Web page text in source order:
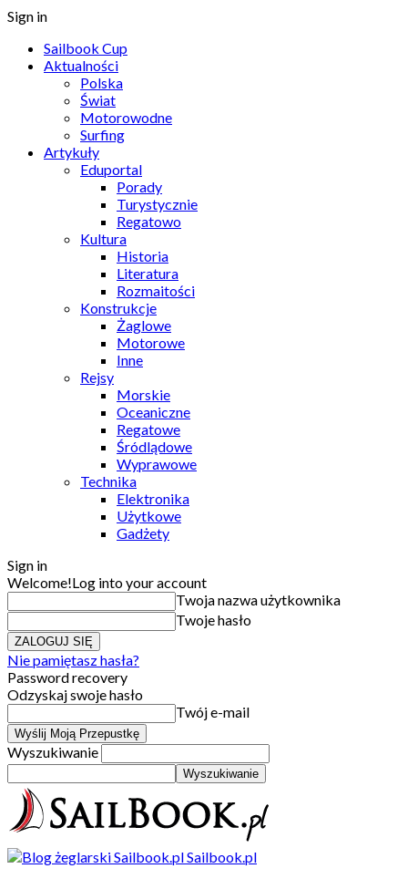
Sign in
Sailbook Cup
Aktualności
Polska
Świat
Motorowodne
Surfing
Artykuły
Eduportal
Porady
Turystycznie
Regatowo
Kultura
Historia
Literatura
Rozmaitości
Konstrukcje
Żaglowe
Motorowe
Inne
Rejsy
Morskie
Oceaniczne
Regatowe
Śródlądowe
Wyprawowe
Technika
Elektronika
Użytkowe
Gadżety
Sign in
Welcome!Log into your account
Twoja nazwa użytkownika
Twoje hasło
Nie pamiętasz hasła?
Password recovery
Odzyskaj swoje hasło
Twój e-mail
Wyszukiwanie
Sailbook.pl